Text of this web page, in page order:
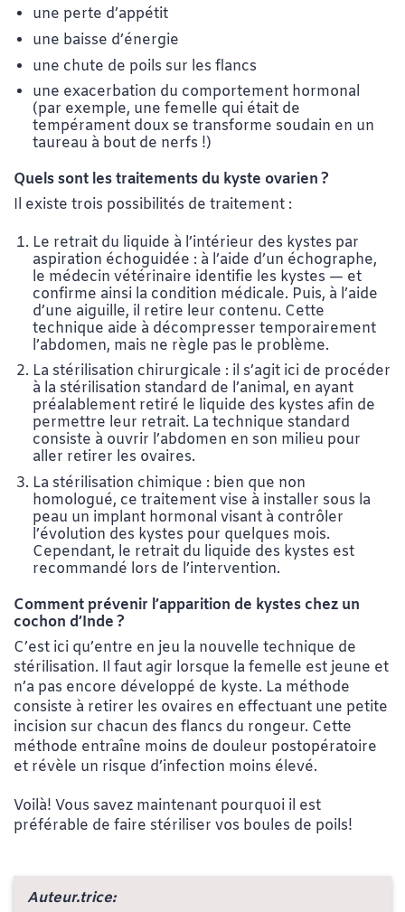
une perte d’appétit
une baisse d’énergie
une chute de poils sur les flancs
une exacerbation du comportement hormonal
(par exemple, une femelle qui était de
tempérament doux se transforme soudain en un
taureau à bout de nerfs !)
Quels sont les traitements du kyste ovarien?
Il existe trois possibilités de traitement :
Le retrait du liquide à l’intérieur des kystes par
aspiration échoguidée : à l’aide d’un échographe,
le médecin vétérinaire identifie les kystes — et
confirme ainsi la condition médicale. Puis, à l’aide
d’une aiguille, il retire leur contenu. Cette
technique aide à décompresser temporairement
l’abdomen, mais ne règle pas le problème.
La stérilisation chirurgicale : il s’agit ici de procéder
à la stérilisation standard de l’animal, en ayant
préalablement retiré le liquide des kystes afin de
permettre leur retrait. La technique standard
consiste à ouvrir l’abdomen en son milieu pour
aller retirer les ovaires.
La stérilisation chimique : bien que non
homologué, ce traitement vise à installer sous la
peau un implant hormonal visant à contrôler
l’évolution des kystes pour quelques mois.
Cependant, le retrait du liquide des kystes est
recommandé lors de l’intervention.
Comment prévenir l’apparition de kystes chez un
cochon d’Inde?
C’est ici qu’entre en jeu la nouvelle technique de
stérilisation. Il faut agir lorsque la femelle est jeune et
n’a pas encore développé de kyste. La méthode
consiste à retirer les ovaires en effectuant une petite
incision sur chacun des flancs du rongeur. Cette
méthode entraîne moins de douleur postopératoire
et révèle un risque d’infection moins élevé.
Voilà! Vous savez maintenant pourquoi il est
préférable de faire stériliser vos boules de poils!
Auteur.trice: